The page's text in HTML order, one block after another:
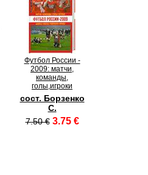
Футбол России -
2009: матчи,
команды,
голы,игроки
сост. Борзенко
С.
7.50 € 3.75 €